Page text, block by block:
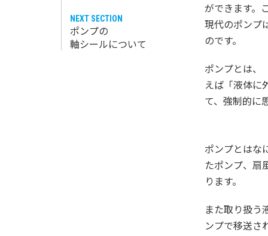
NEXT SECTION
ポンプの
軸シールについて
ができます。
現代のポンプ
のです。
ポンプとは、
えば「液体に
て、強制的に
ポンプとはな
たポンプ、扇
ります。
また取り扱う
ンプで移送さ